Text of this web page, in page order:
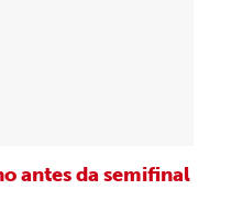
antes da semifinal